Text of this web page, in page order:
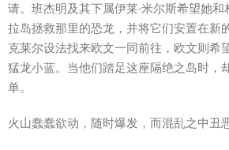
请。班杰明及其下属伊莱·米尔斯希望她
拉岛拯救那里的恐龙，并将它们安置在新
克莱尔设法找来欧文一同前往，欧文则希
猛龙小蓝。当他们踏足这座隔绝之岛时，
单。
火山蠢蠢欲动，随时爆发，而混乱之中